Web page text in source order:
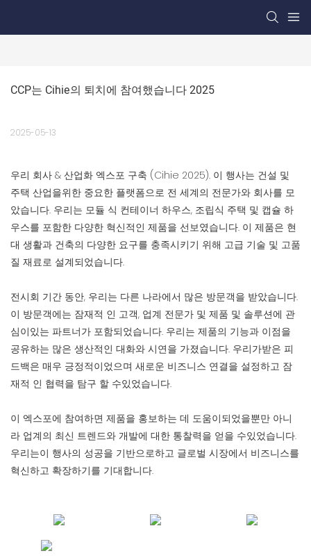
CCP는 Cihie의 퇴치에 참여했습니다 2025
2025-05-13
우리 회사 & 산업화 엑스포 구축 (Cihie 2025). 이 행사는 건설 및
주택 산업을위한 중요한 플랫폼으로 전 세계의 전문가와 회사를 모
았습니다. 우리는 모듈 식 컨테이너 하우스, 조립식 주택 및 캡슐 하
우스를 포함한 다양한 혁신적인 제품을 선보였습니다. 이 제품은 현
대 생활과 건축의 다양한 요구를 충족시키기 위해 고급 기술 및 고품
질 재료로 설계되었습니다.
전시회 기간 동안, 우리는 다른 나라에서 많은 방문객을 받았습니다.
이 방문객에는 잠재적 인 고객, 업계 전문가 및 제품 및 솔루션에 관
심이있는 파트너가 포함되었습니다. 우리는 제품의 기능과 이점을
공유하는 많은 생산적인 대화와 시연을 가졌습니다. 우리가받은 피
드백은 매우 긍정적이었으며 새로운 비즈니스 연결을 설정하고 잠
재적 인 협력을 탐구 할 수있었습니다.
이 엑스포에 참여하면 제품을 홍보하는 데 도움이되었을뿐만 아니
라 업계의 최신 트렌드와 개발에 대한 통찰력을 얻을 수있었습니다.
우리는이 행사의 성공을 기반으로하고 글로벌 시장에서 비즈니스를
혁신하고 확장하기를 기대합니다.